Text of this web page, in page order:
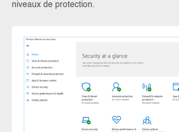
niveaux de protection.